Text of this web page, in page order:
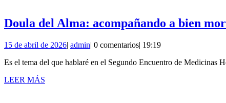
Doula del Alma: acompañando a bien
15 de abril de 202615
abril
| adminadmin
| 0 comentarios| 19:19
Es el tema del que hablaré en el Segundo Encuentro de Medicinas
LEER MÁS